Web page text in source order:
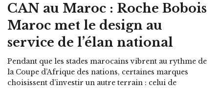
CAN au Maroc : Roche Bobois
Maroc met le design au
service de l’élan national
Pendant que les stades marocains vibrent au rythme de
la Coupe d’Afrique des nations, certaines marques
choisissent d’investir un autre terrain : celui de